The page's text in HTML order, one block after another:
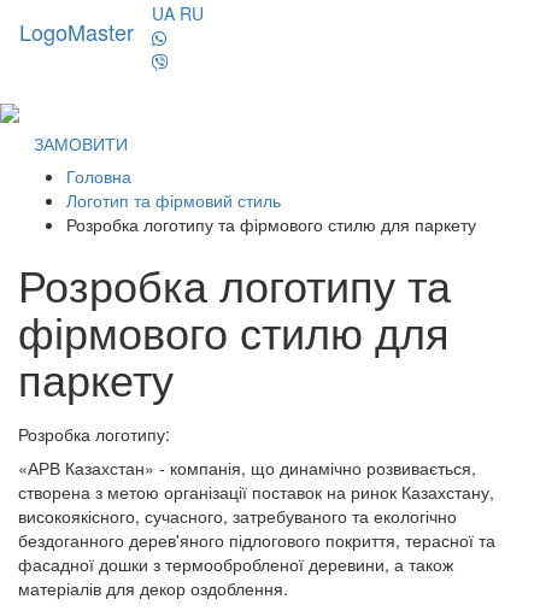
LogoMaster
UA RU
ЗАМОВИТИ
Головна
Логотип та фірмовий стиль
Розробка логотипу та фірмового стилю для паркету
Розробка логотипу та
фірмового стилю для
паркету
Розробка логотипу:
«АРВ Казахстан» - компанія, що динамічно розвивається,
створена з метою організації поставок на ринок Казахстану,
високоякісного, сучасного, затребуваного та екологічно
бездоганного дерев'яного підлогового покриття, терасної та
фасадної дошки з термообробленої деревини, а також
матеріалів для декор оздоблення.